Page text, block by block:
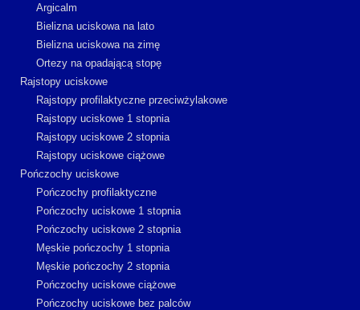
Argicalm
Bielizna uciskowa na lato
Bielizna uciskowa na zimę
Ortezy na opadającą stopę
Rajstopy uciskowe
Rajstopy profilaktyczne przeciwżylakowe
Rajstopy uciskowe 1 stopnia
Rajstopy uciskowe 2 stopnia
Rajstopy uciskowe ciążowe
Pończochy uciskowe
Pończochy profilaktyczne
Pończochy uciskowe 1 stopnia
Pończochy uciskowe 2 stopnia
Męskie pończochy 1 stopnia
Męskie pończochy 2 stopnia
Pończochy uciskowe ciążowe
Pończochy uciskowe bez palców